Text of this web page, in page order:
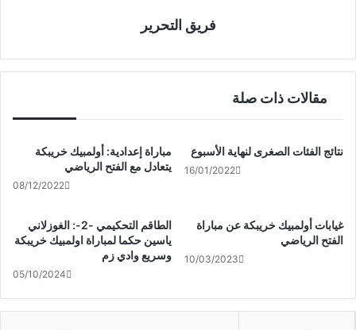
فريق التحرير
مقالات ذات صلة
مباراة إعدادية: أولمبيك خريبكة
يتعادل مع الفتح الرياضي
08/12/2022
نتائج الفئات الصغرى لنهاية الأسبوع
16/01/2022
الطاقم التحكيمي -2-: الغوزلاني
ياسين حكما لمباراة اولمبيك خريبكة
وسريع وادي زم
05/10/2024
غيابات أولمبيك خريبكة عن مباراة
الفتح الرياضي
10/03/2023